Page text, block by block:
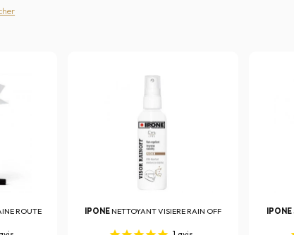
ROUTE IPONE NETTOYANT VISIERE RAIN OFF IPONE